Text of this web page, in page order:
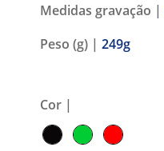
Medidas gravação |
Peso (g) | 249g
Cor |